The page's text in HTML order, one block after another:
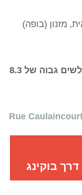
מזנון (בופה)
למלון זה יש 4 כוכבים וזכה בציון גולשים גבוה של 8.3
בוקינג